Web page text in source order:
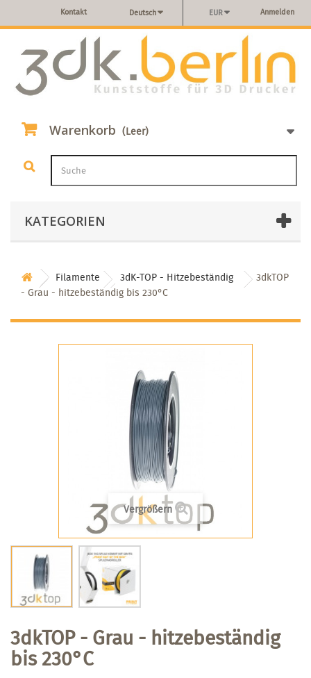
Anmelden
EUR
Deutsch
Kontakt
Warenkorb (Leer)
KATEGORIEN
Filamente 3dK-TOP - Hitzebeständig
3dkTOP
- Grau - hitzebeständig bis 230°C
Vergrößern
3dkTOP - Grau - hitzebeständig
bis 230°C